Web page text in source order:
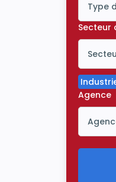
Type
Icône
Secteur
Icône
Agence
Icône